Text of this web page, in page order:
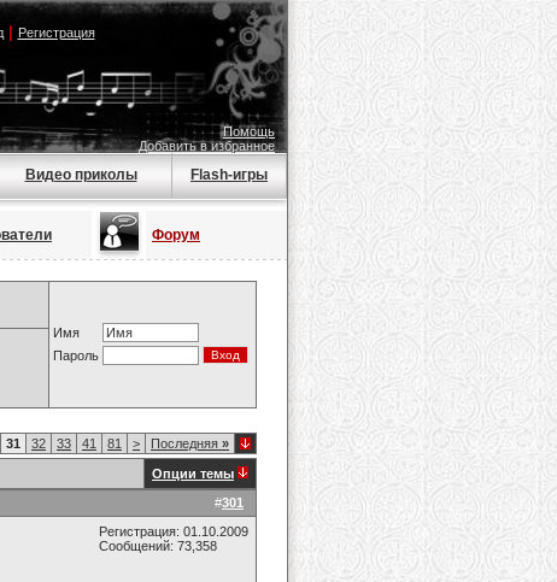
| Регистрация
Помощь
Добавить в избранное
Видео приколы Flash-игры
Форум
Имя
Пароль
31 32 33 41 81 > Последняя »
Опции темы
#301
Регистрация: 01.10.2009
Сообщений: 73,358